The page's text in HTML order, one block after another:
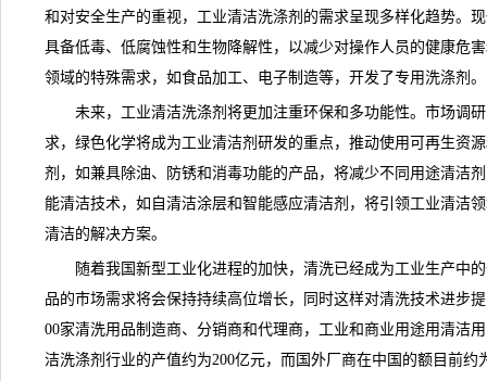
和对安全生产的重视， 工业清洁洗涤剂 的需求呈现多样化趋势。
具备低毒、低腐蚀性和生物降解性，以减少对操作人员的健康危
领域的特殊需求，如食品加工、电子制造等，开发了专用洗涤剂。
未来，工业清洁洗涤剂将更加注重环保和多功能性。 市场调
求，绿色化学将成为工业清洁剂研发的重点，推动使用可再生资
剂，如兼具除油、防锈和消毒功能的产品，将减少不同用途清洁
能清洁技术，如自清洁涂层和智能感应清洁剂，将引领工业清洁
清洁的解决方案。
随着我国新型工业化进程的加快，清洗已经成为工业生产中的
品的市场需求将会保持持续高位增长，同时这样对清洗技术进步
00家清洗用品制造商、分销商和代理商，工业和商业用途用清洁
洁洗涤剂行业的产值约为200亿元，而国外厂商在中国的额目前约